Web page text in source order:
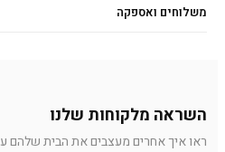
משלוחים ואספקה
השראה מלקוחות שלנו
ראו איך אחרים מעצבים את הבית שלהם